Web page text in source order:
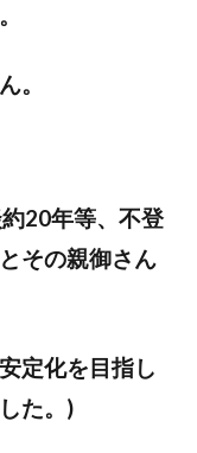
。
20年等、不登
その親御さん
定化を目指し
た。 )